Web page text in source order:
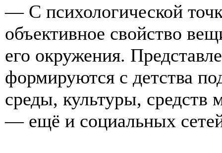
— С психологической
объективное свойство
его окружения.
формируются с детства
среды, культуры, средств
— ещё и социальных